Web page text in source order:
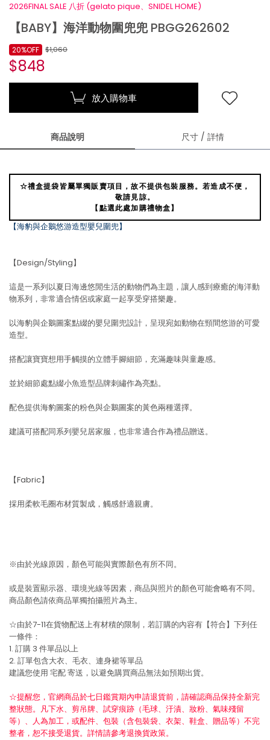
2026FINAL SALE 八折 (gelato pique、SNIDEL HOME)
【BABY】海洋動物圍兜兜 PBGG262602
$1,060
$848
20%OFF
放入購物車
商品說明 尺寸 / 詳情
☆禮盒提袋皆屬單獨販賣項目，故不提供包裝服務。若造成不便，
敬請見諒。
【點選此處加購禮物盒】
【海豹與企鵝悠游造型嬰兒圍兜】
【Design/Styling】
這是一系列以夏日海邊悠閒生活的動物們為主題，讓人感到療癒的海洋動
物系列，非常適合情侶或家庭一起享受穿搭樂趣。
以海豹與企鵝圖案點綴的嬰兒圍兜設計，呈現宛如動物在頸間悠游的可愛
造型。
搭配讓寶寶想用手觸摸的立體手腳細節，充滿趣味與童趣感。
並於細節處點綴小魚造型品牌刺繡作為亮點。
配色提供海豹圖案的粉色與企鵝圖案的黃色兩種選擇。
建議可搭配同系列嬰兒居家服，也非常適合作為禮品贈送。
【Fabric】
採用柔軟毛圈布材質製成，觸感舒適親膚。
※由於光線原因，顏色可能與實際顏色有所不同。
或是裝置顯示器、環境光線等因素，商品與照片的顏色可能會略有不同。
商品顏色請依商品單獨拍攝照片為主。
☆由於7-11在貨物配送上有材積的限制，若訂購的內容有【符合】下列任
一條件：
1. 訂購 3 件單品以上
2. 訂單包含大衣、毛衣、連身裙等單品
建議您使用 宅配寄送，以避免購買商品無法如預期出貨。
☆提醒您，官網商品於七日鑑賞期內申請退貨前，請確認商品保持全新完
整狀態。凡下水、剪吊牌、試穿痕跡（毛球、汙漬、妝粉、氣味殘留
等）、人為加工，或配件、包裝（含包裝袋、衣架、鞋盒、贈品等）不完
整者，恕不接受退貨。詳情請參考退換貨政策。